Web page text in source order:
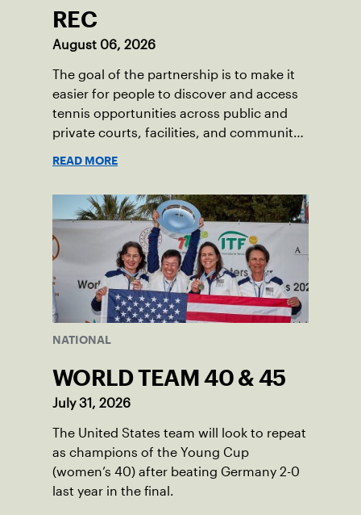
REC
August 06, 2026
The goal of the partnership is to make it
easier for people to discover and access
tennis opportunities across public and
private courts, facilities, and community
READ MORE
NATIONAL
WORLD TEAM 40 & 45
July 31, 2026
The United States team will look to repeat
as champions of the Young Cup
(women’s 40) after beating Germany 2-0
last year in the final.